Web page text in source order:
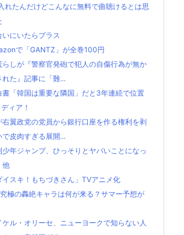
れたんだけどこんなに無料で曲聴けるとは思
いにいたらプラス
で「GANTZ」が全巻100円
らしが『警察官発砲で犯人の自傷行為が無か
れた』記事に「難...
書「韓国は重要な隣国」だと3年連続で位置
ィア！
右翼政党の党員から銀行口座を作る権利を剥
皮肉すぎる展開...
少年ジャンプ、ひっそりとヤバいことになっ
他
イスキ！もちづきさん」TVアニメ化
究極の轟絶キャラは何が来る？サマー予想が
ケル・オリーセ、ニューヨークで知らない人